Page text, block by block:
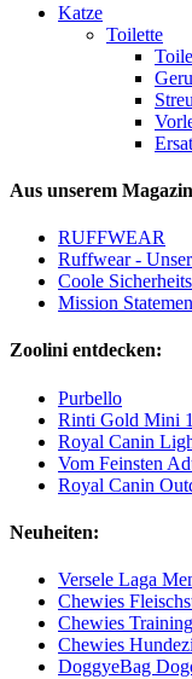
Katze
Toilette
Aus unserem
RUFFWEAR
Ruffwear -
Coole
Mission
Zoolini entdecken:
Purbello
Rinti Gold Mini
Royal Canin
Vom Feinsten
Royal Canin
Neuheiten:
Versele Laga
Chewies
Chewies
Chewies
DoggyeBag